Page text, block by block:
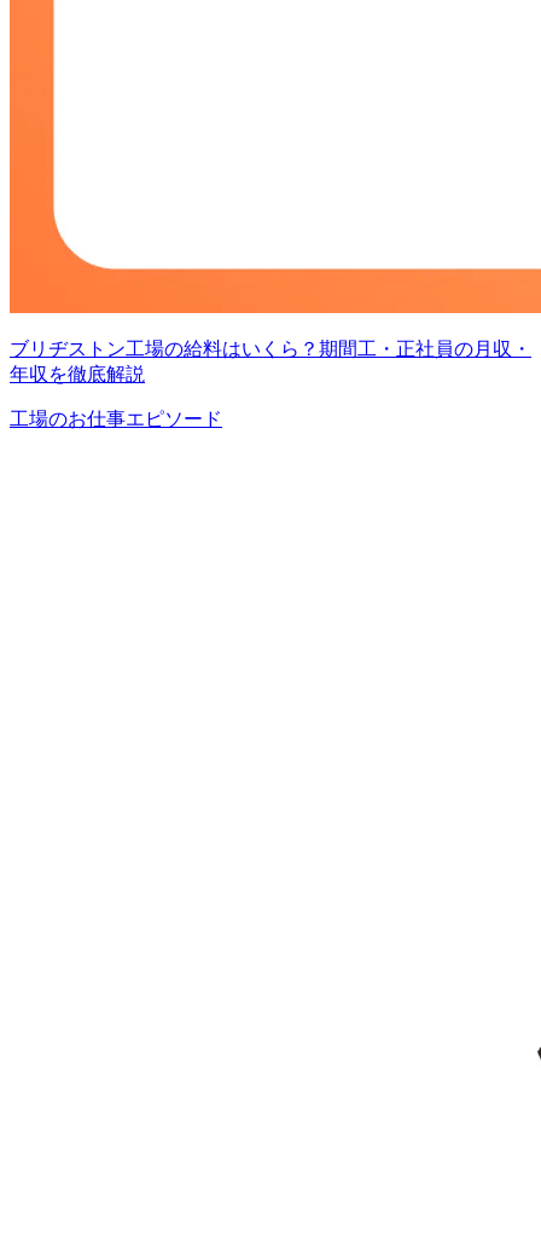
ブリヂストン工場の給料はいくら？期間工・正社員の月収・
年収を徹底解説
工場のお仕事エピソード